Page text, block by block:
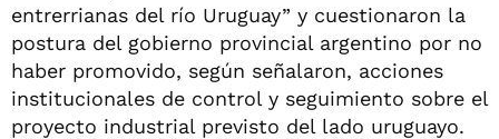
entrerrianas del río Uruguay” y cuestionaron la
postura del gobierno provincial argentino por no
haber promovido, según señalaron, acciones
institucionales de control y seguimiento sobre el
proyecto industrial previsto del lado uruguayo.